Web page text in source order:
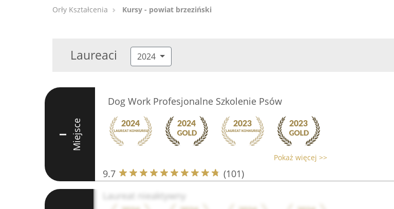
Orły Kształcenia Kursy - powiat brzeziński
Laureaci 2024
I Miejsce
Dog Work Profesjonalne Szkolenie Psów
Pokaż więcej >>
9.7 (101)
Laureat nieaktywny